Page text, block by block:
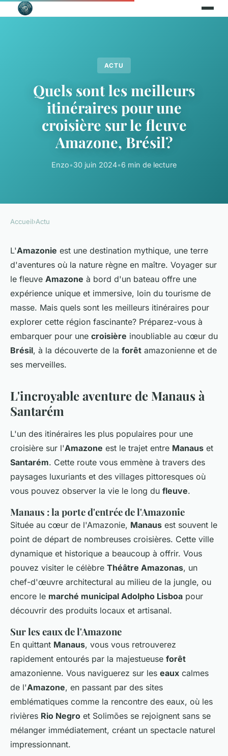
ACTU
Quels sont les meilleurs
itinéraires pour une
croisière sur le fleuve
Amazone, Brésil?
Enzo•30 juin 2024•6 min de lecture
Accueil›Actu
L'Amazonie est une destination mythique, une terre
d'aventures où la nature règne en maître. Voyager sur
le fleuve Amazone à bord d'un bateau offre une
expérience unique et immersive, loin du tourisme de
masse. Mais quels sont les meilleurs itinéraires pour
explorer cette région fascinante? Préparez-vous à
embarquer pour une croisière inoubliable au cœur du
Brésil, à la découverte de la forêt amazonienne et de
ses merveilles.
L'incroyable aventure de Manaus à
Santarém
L'un des itinéraires les plus populaires pour une
croisière sur l'Amazone est le trajet entre Manaus et
Santarém. Cette route vous emmène à travers des
paysages luxuriants et des villages pittoresques où
vous pouvez observer la vie le long du fleuve.
Manaus : la porte d'entrée de l'Amazonie
Située au cœur de l'Amazonie, Manaus est souvent le
point de départ de nombreuses croisières. Cette ville
dynamique et historique a beaucoup à offrir. Vous
pouvez visiter le célèbre Théâtre Amazonas, un
chef-d'œuvre architectural au milieu de la jungle, ou
encore le marché municipal Adolpho Lisboa pour
découvrir des produits locaux et artisanal.
Sur les eaux de l'Amazone
En quittant Manaus, vous vous retrouverez
rapidement entourés par la majestueuse forêt
amazonienne. Vous naviguerez sur les eaux calmes
de l'Amazone, en passant par des sites
emblématiques comme la rencontre des eaux, où les
rivières Rio Negro et Solimões se rejoignent sans se
mélanger immédiatement, créant un spectacle naturel
impressionnant.